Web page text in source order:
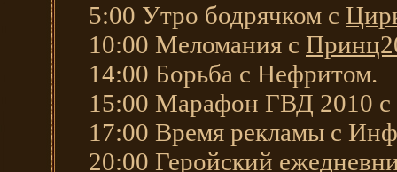
5:00 Утро бодрячком с
10:00 Меломания с
14:00 Борьба с Нефритом.
15:00 Марафон ГВД 2010 с
17:00 Время рекламы с
20:00 Геройский